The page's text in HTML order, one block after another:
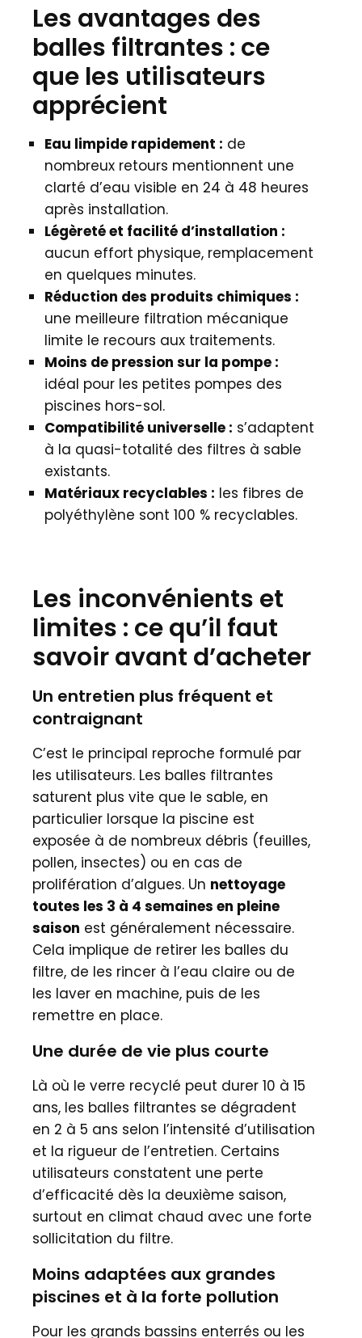
Les avantages des
balles filtrantes : ce
que les utilisateurs
apprécient
Eau limpide rapidement : de
nombreux retours mentionnent une
clarté d’eau visible en 24 à 48 heures
après installation.
Légèreté et facilité d’installation :
aucun effort physique, remplacement
en quelques minutes.
Réduction des produits chimiques :
une meilleure filtration mécanique
limite le recours aux traitements.
Moins de pression sur la pompe :
idéal pour les petites pompes des
piscines hors-sol.
Compatibilité universelle : s’adaptent
à la quasi-totalité des filtres à sable
existants.
Matériaux recyclables : les fibres de
polyéthylène sont 100 % recyclables.
Les inconvénients et
limites : ce qu’il faut
savoir avant d’acheter
Un entretien plus fréquent et
contraignant
C’est le principal reproche formulé par
les utilisateurs. Les balles filtrantes
saturent plus vite que le sable, en
particulier lorsque la piscine est
exposée à de nombreux débris (feuilles,
pollen, insectes) ou en cas de
prolifération d’algues. Un nettoyage
toutes les 3 à 4 semaines en pleine
saison est généralement nécessaire.
Cela implique de retirer les balles du
filtre, de les rincer à l’eau claire ou de
les laver en machine, puis de les
remettre en place.
Une durée de vie plus courte
Là où le verre recyclé peut durer 10 à 15
ans, les balles filtrantes se dégradent
en 2 à 5 ans selon l’intensité d’utilisation
et la rigueur de l’entretien. Certains
utilisateurs constatent une perte
d’efficacité dès la deuxième saison,
surtout en climat chaud avec une forte
sollicitation du filtre.
Moins adaptées aux grandes
piscines et à la forte pollution
Pour les grands bassins enterrés ou les